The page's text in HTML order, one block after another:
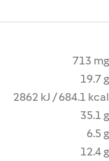
713 mg
19.7 g
2862 kJ / 684.1 kcal
35.1 g
6.5 g
12.4 g